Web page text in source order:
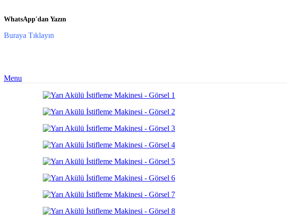
WhatsApp'dan Yazın
Buraya Tıklayın
Menu